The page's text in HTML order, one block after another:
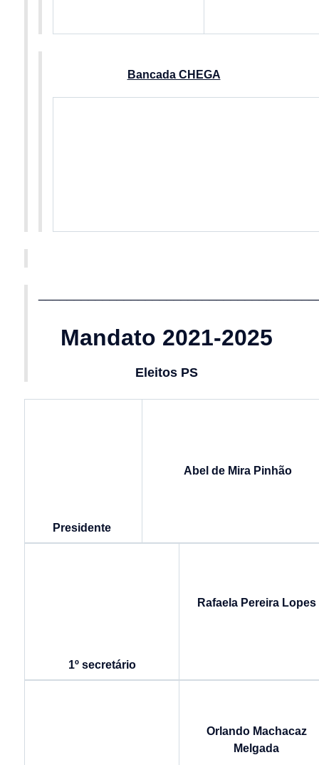
Bancada CHEGA
Mandato 2021-2025
Eleitos PS
Presidente
Abel de Mira Pinhão
1º secretário
Rafaela Pereira Lopes
Orlando Machacaz
Melgada